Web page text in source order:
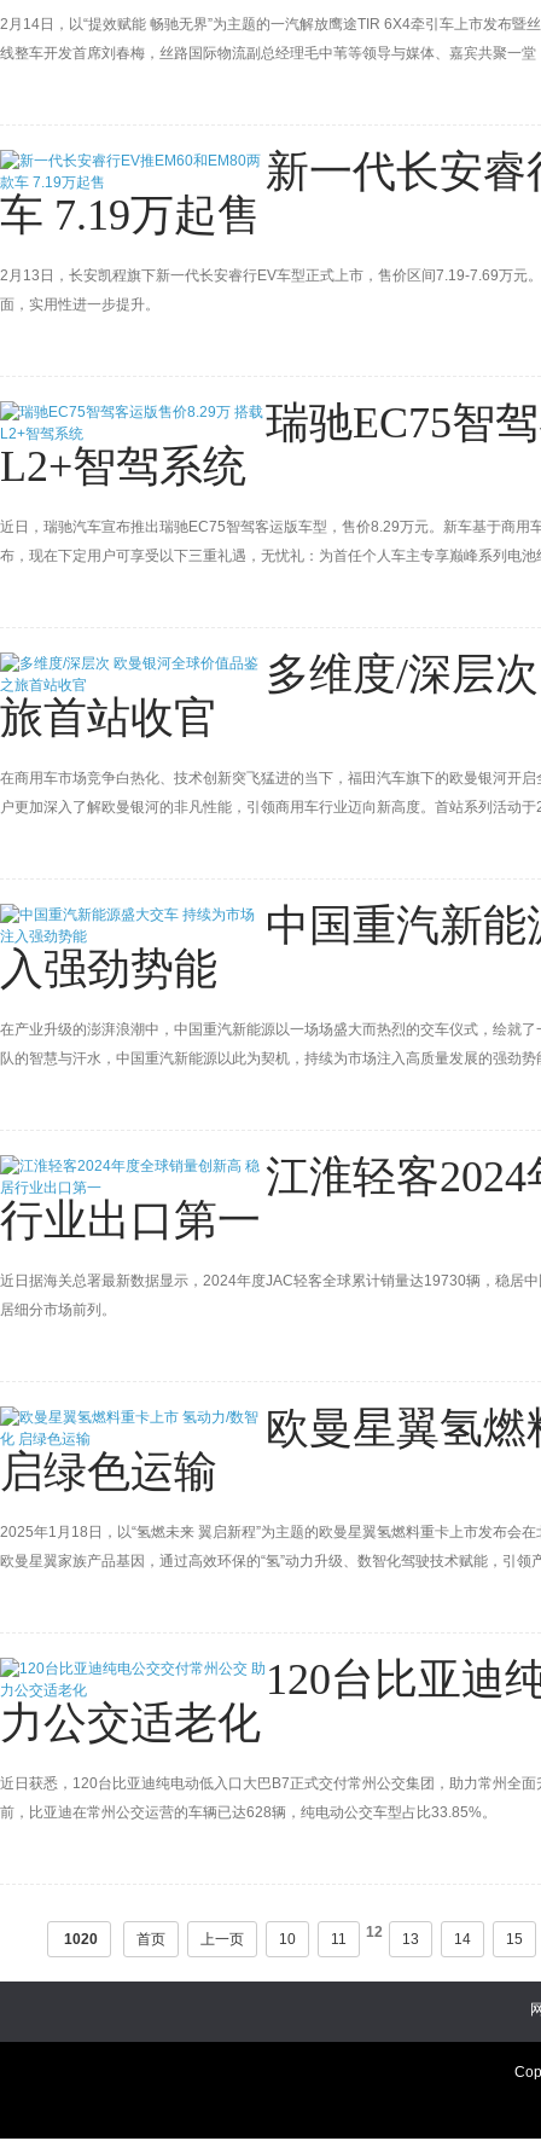
2月14日，以“提效赋能 畅驰无界”为主题的一汽解放鹰途TIR 6X4牵引车上市发布
线整车开发首席刘春梅，丝路国际物流副总经理毛中苇等领导与媒体、嘉宾共聚一
新一代长安睿
车 7.19万起售
2月13日，长安凯程旗下新一代长安睿行EV车型正式上市，售价区间7.19-7.69万
面，实用性进一步提升。
瑞驰EC75智
L2+智驾系统
近日，瑞驰汽车宣布推出瑞驰EC75智驾客运版车型，售价8.29万元。新车基于商
布，现在下定用户可享受以下三重礼遇，无忧礼：为首任个人车主专享巅峰系列电
多维度/深层
旅首站收官
在商用车市场竞争白热化、技术创新突飞猛进的当下，福田汽车旗下的欧曼银河开
户更加深入了解欧曼银河的非凡性能，引领商用车行业迈向新高度。首站系列活动
中国重汽新
入强劲势能
在产业升级的澎湃浪潮中，中国重汽新能源以一场场盛大而热烈的交车仪式，绘就
队的智慧与汗水，中国重汽新能源以此为契机，持续为市场注入高质量发展的强劲势
江淮轻客
行业出口第一
近日据海关总署最新数据显示，2024年度JAC轻客全球累计销量达19730辆，稳居
居细分市场前列。
欧曼星翼氢
启绿色运输
2025年1月18日，以“氢燃未来 翼启新程”为主题的欧曼星翼氢燃料重卡上市发布会
欧曼星翼家族产品基因，通过高效环保的“氢”动力升级、数智化驾驶技术赋能，引领
120台比亚迪
力公交适老化
近日获悉，120台比亚迪纯电动低入口大巴B7正式交付常州公交集团，助力常州全
前，比亚迪在常州公交运营的车辆已达628辆，纯电动公交车型占比33.85%。
1020 首页 上一页 10 11 12 13 14 15